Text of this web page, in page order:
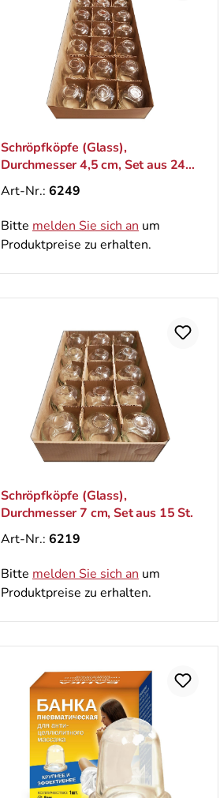
Schröpfköpfe (Glass),
Durchmesser 4,5 cm, Set aus 24
St.
Art-Nr.: 6249
Bitte melden Sie sich an um
Produktpreise zu erhalten.
Schröpfköpfe (Glass),
Durchmesser 7 cm, Set aus 15 St.
Art-Nr.: 6219
Bitte melden Sie sich an um
Produktpreise zu erhalten.